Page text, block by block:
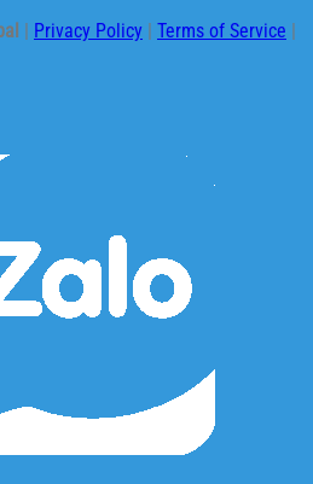
| Privacy Policy | Terms of Service |